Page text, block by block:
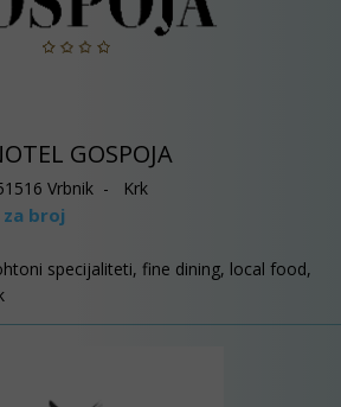
GOSPOJA
Vrbnik - Krk
broj
specijaliteti, fine dining, local food,